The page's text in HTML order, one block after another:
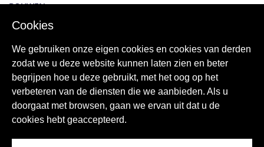
BOUWEN
Projecten
Uw huis kopen
Verkopen
Hypotheek
Zoekservice
BLOGGEN
bloggen
Wereldwijde regio's
Cookies
We gebruiken onze eigen cookies en cookies van derden
zodat we u deze website kunnen laten zien en beter
begrijpen hoe u deze gebruikt, met het oog op het
verbeteren van de diensten die we aanbieden. Als u
doorgaat met browsen, gaan we ervan uit dat u de
cookies hebt geaccepteerd.